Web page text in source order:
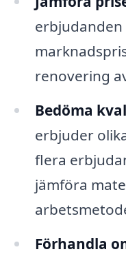
erbjudanden
renovering
Bedöma
erbjuder
flera
jämföra
Förhandla